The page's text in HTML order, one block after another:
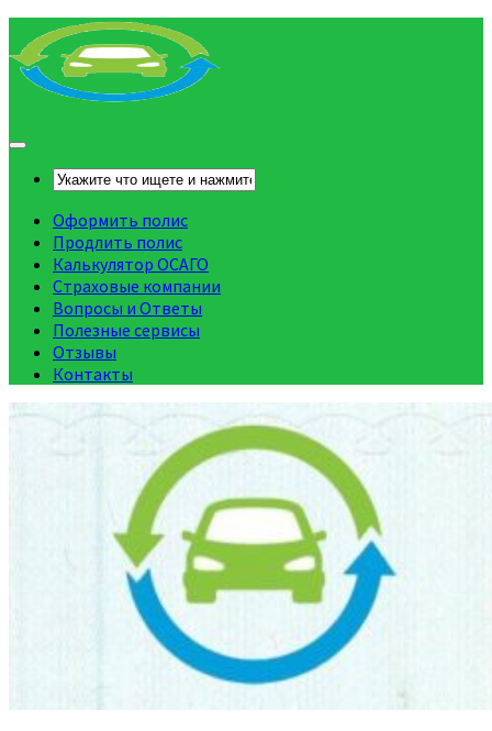
Оформить полис
Продлить полис
Калькулятор ОСАГО
Страховые компании
Вопросы и Ответы
Полезные сервисы
Отзывы
Контакты